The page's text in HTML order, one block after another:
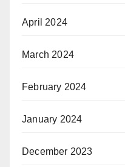
April 2024
March 2024
February 2024
January 2024
December 2023